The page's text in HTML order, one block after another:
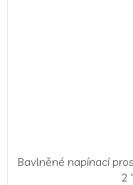
Bavlněné napínací
2